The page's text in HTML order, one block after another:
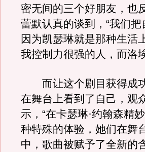
密无间的三个好朋友，也
蕾默认真的谈到，“我们
因为凯瑟琳就是那种生活
我控制力很强的人，而洛
而让这个剧目获得成功
在舞台上看到了自己，观
示，“在卡瑟琳·约翰森精
种特殊的体验，她们在舞
中，歌曲被赋予了全新的